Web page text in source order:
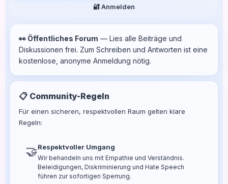
🔐 Anmelden
👀 Öffentliches Forum — Lies alle Beiträge und
Diskussionen frei. Zum Schreiben und Antworten ist eine
kostenlose, anonyme Anmeldung nötig.
📋 Community-Regeln
Für einen sicheren, respektvollen Raum gelten klare
Regeln:
🤝Respektvoller Umgang
Wir behandeln uns mit Empathie und Verständnis.
Beleidigungen, Diskriminierung und Hate Speech
führen zur sofortigen Sperrung.